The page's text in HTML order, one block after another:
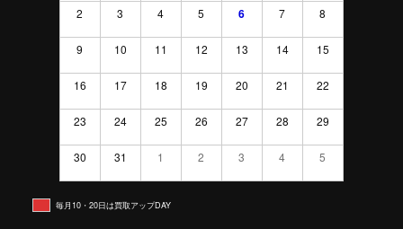
2 3 4 5 6 7 8
9 10 11 12 13 14 15
16 17 18 19 20 21 22
23 24 25 26 27 28 29
30 31 1 2 3 4 5
毎月10・20日は買取アップDAY